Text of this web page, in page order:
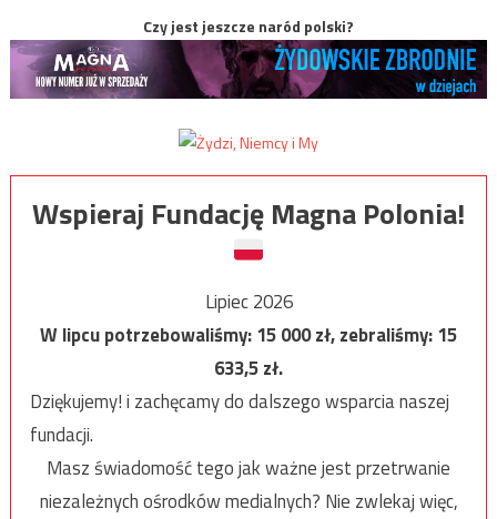
Czy jest jeszcze naród polski?
Wspieraj Fundację Magna Polonia!
Lipiec 2026
W lipcu potrzebowaliśmy:15 000zł, zebraliśmy:15
633,5zł.
Dziękujemy! i zachęcamy do dalszego wsparcia naszej
fundacji.
Masz świadomość tego jak ważne jest przetrwanie
niezależnych ośrodków medialnych? Nie zwlekaj więc,